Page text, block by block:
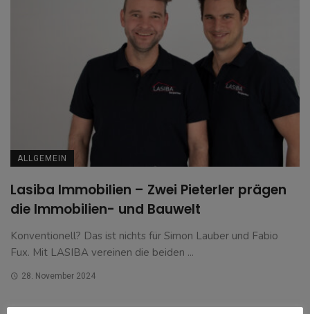
ALLGEMEIN
Lasiba Immobilien – Zwei Pieterler prägen
die Immobilien- und Bauwelt
Konventionell? Das ist nichts für Simon Lauber und Fabio
Fux. Mit LASIBA vereinen die beiden ...
28. November 2024